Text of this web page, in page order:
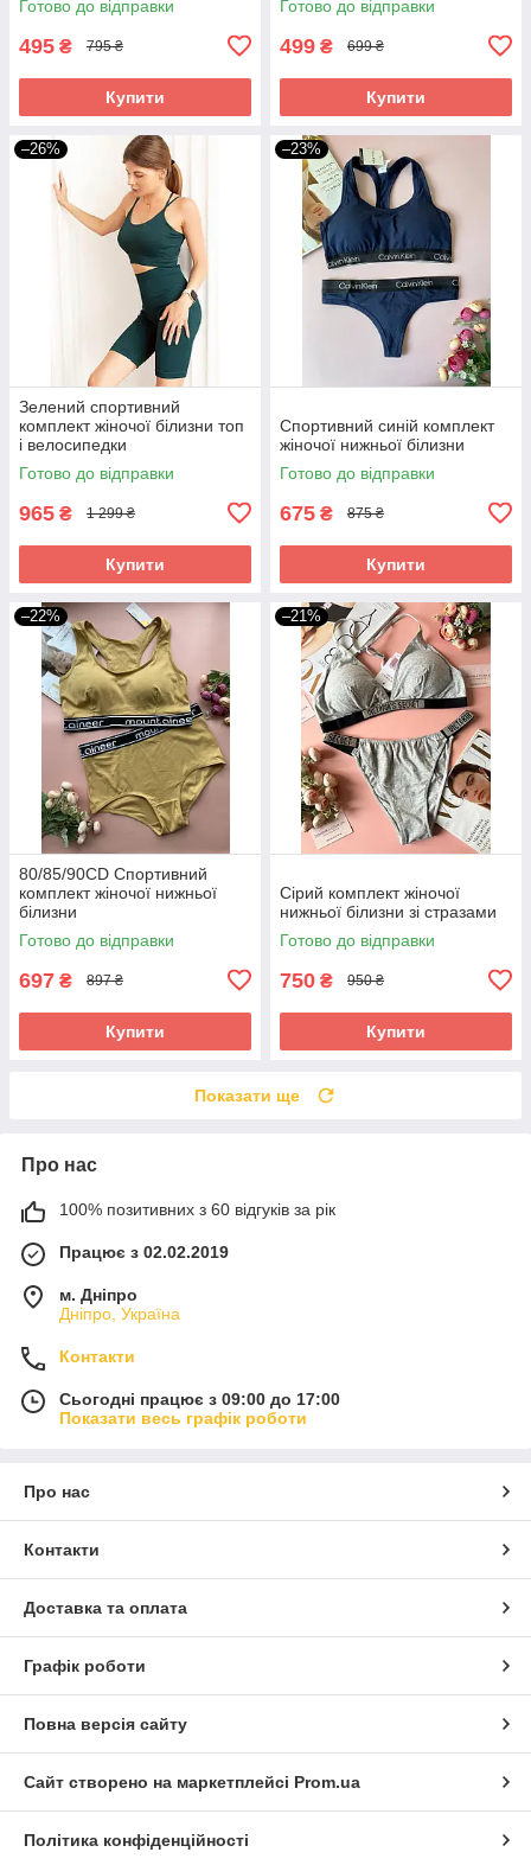
Готово до відправки
495 ₴ 795 ₴
Купити
Готово до відправки
499 ₴ 699 ₴
Купити
–26%
Зелений спортивний
комплект жіночої білизни топ
і велосипедки
Готово до відправки
965 ₴ 1 299 ₴
Купити
–23%
Спортивний синій комплект
жіночої нижньої білизни
Готово до відправки
675 ₴ 875 ₴
Купити
–22%
80/85/90СD Спортивний
комплект жіночої нижньої
білизни
Готово до відправки
697 ₴ 897 ₴
Купити
–21%
Сірий комплект жіночої
нижньої білизни зі стразами
Готово до відправки
750 ₴ 950 ₴
Купити
Показати ще
Про нас
100% позитивних з 60 відгуків за рік
Працює з 02.02.2019
м. Дніпро
Дніпро, Україна
Контакти
Сьогодні працює з 09:00 до 17:00
Показати весь графік роботи
Про нас
Контакти
Доставка та оплата
Графік роботи
Повна версія сайту
Сайт створено на маркетплейсі Prom.ua
Політика конфіденційності